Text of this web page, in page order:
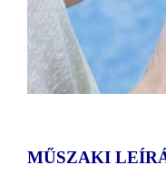
MŰSZAKI